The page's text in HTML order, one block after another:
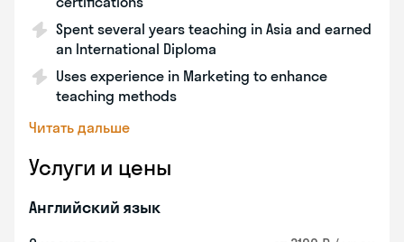
Spent several years teaching in Asia and earned
an International Diploma
Uses experience in Marketing to enhance
teaching methods
Читать дальше
Услуги и цены
Английский язык